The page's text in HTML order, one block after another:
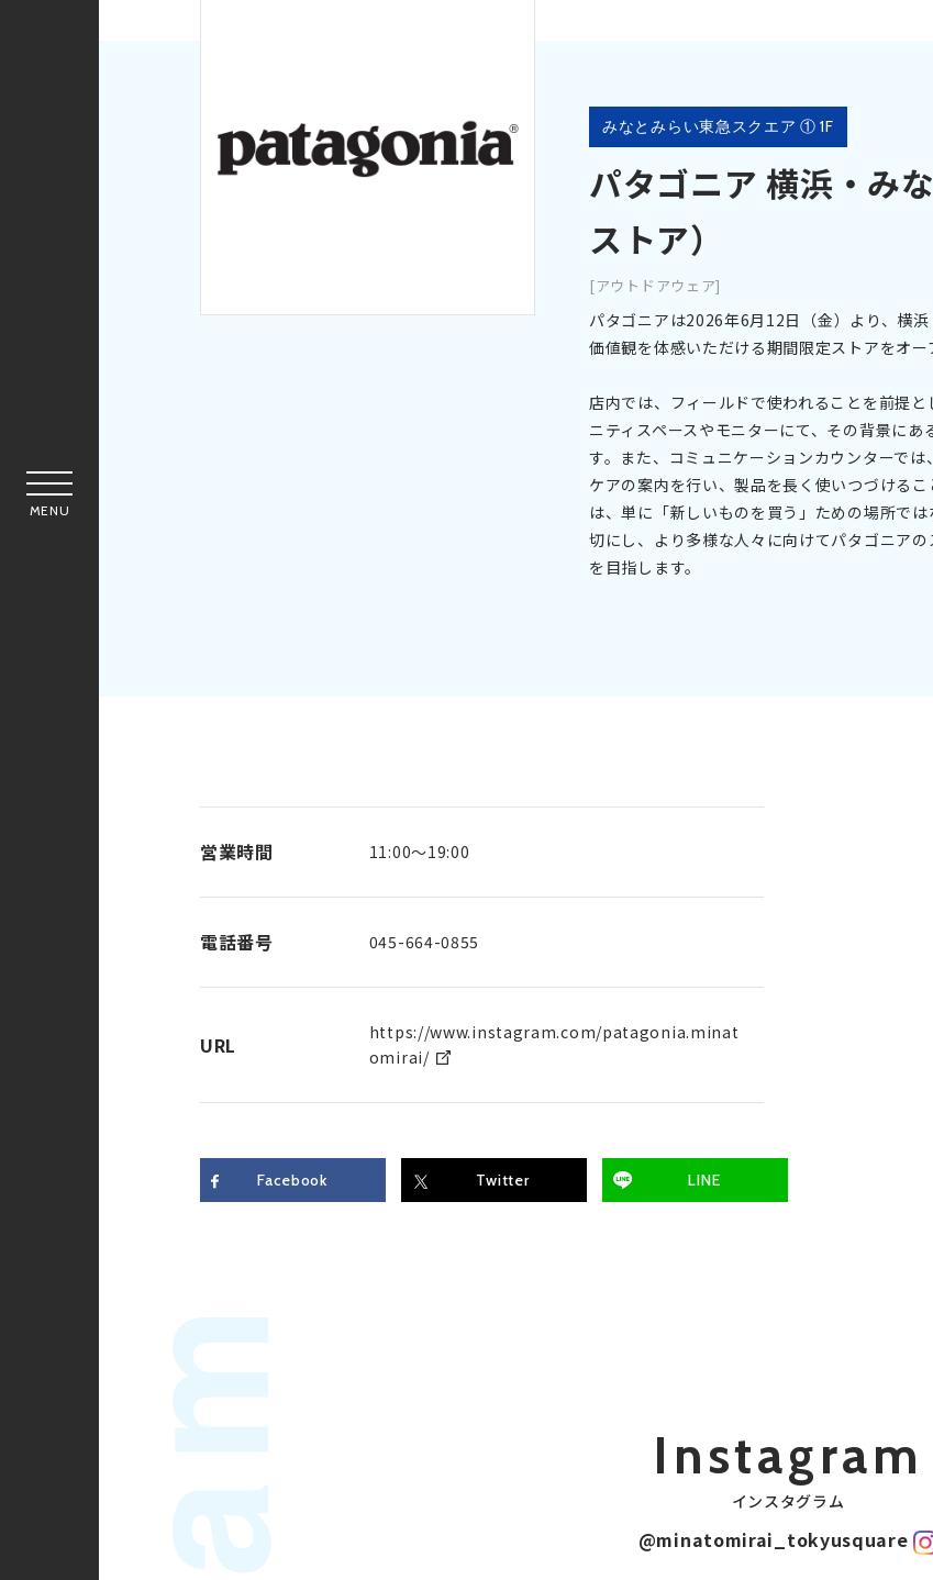
MENU
みなとみらい東急スクエア ① 1F
パタゴニア 横浜・み
ストア）
[アウトドアウェア]
パタゴニアは2026年6月12日（金）より、横
価値観を体感いただける期間限定ストアをオー
店内では、フィールドで使われることを前提
ニティスペースやモニターにて、その背景に
す。また、コミュニケーションカウンターで
ケアの案内を行い、製品を長く使いつづける
は、単に「新しいものを買う」ための場所で
切にし、より多様な人々に向けてパタゴニア
を目指します。
営業時間 11:00～19:00
電話番号 045-664-0855
URL
https://www.instagram.com/patagonia.minat
omirai/
Facebook Twitter LINE
Instagram
インスタグラム
@minatomirai_tokyusquare